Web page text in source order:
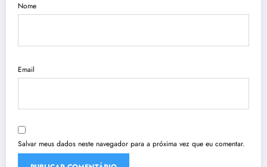
Nome
Email
Salvar meus dados neste navegador para a próxima vez que eu comentar.